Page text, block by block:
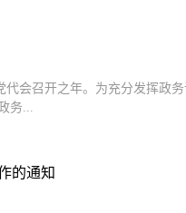
会召开之年。为充分发挥政
务...
的通知